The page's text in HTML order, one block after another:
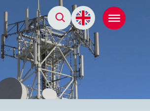
cursussen, leergangen en opleidingen